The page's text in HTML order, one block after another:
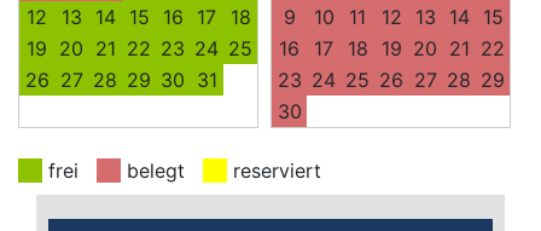
12
13 14 15 16 17
18
19 20 21 22 23 24 25
26 27 28 29 30 31
9
10 11 12 13 14
15
16
17 18 19 20 21 22
23 24 25 26 27 28 29
30
frei belegt reserviert